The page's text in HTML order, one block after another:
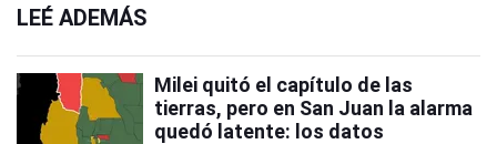
LEÉ ADEMÁS
Milei quitó el capítulo de las
tierras, pero en San Juan la alarma
quedó latente: los datos